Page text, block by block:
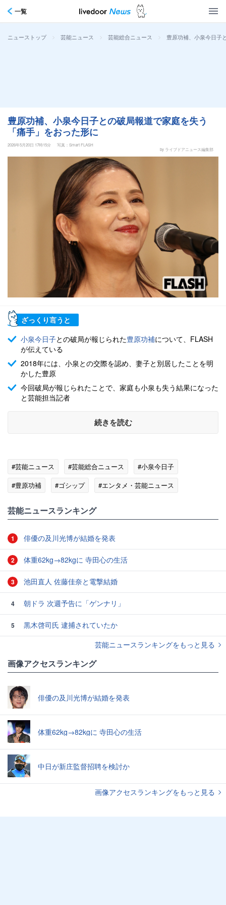
一覧
ニューストップ > 芸能ニュース > 芸能総合ニュース > 豊原功補、小泉今日子
豊原功補、小泉今日子との破局報道で家庭を失う
「痛手」をおった形に
2026年5月20日 17時15分
写真：Smart FLASH
by ライブドアニュース編集部
ざっくり言うと
小泉今日子との破局が報じられた豊原功補について、FLASH
が伝えている
2018年には、小泉との交際を認め、妻子と別居したことを明
かした豊原
今回破局が報じられたことで、家庭も小泉も失う結果になった
と芸能担当記者
続きを読む
#芸能ニュース #芸能総合ニュース
#小泉今日子
#豊原功補
#ゴシップ #エンタメ・芸能ニュース
芸能ニュースランキング
1 俳優の及川光博が結婚を発表
2 体重62kg→82kgに 寺田心の生活
3 池田直人 佐藤佳奈と電撃結婚
4 朝ドラ 次週予告に「ゲンナリ」
5
黒木啓司氏 逮捕されていたか
芸能ニュースランキングをもっと見る
画像アクセスランキング
俳優の及川光博が結婚を発表
体重62kg→82kgに 寺田心の生活
中日が新庄監督招聘を検討か
画像アクセスランキングをもっと見る